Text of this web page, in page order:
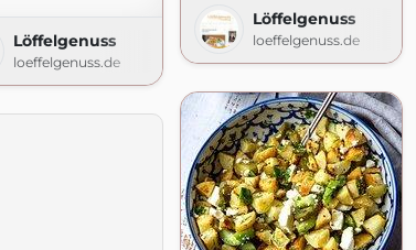
Löffelgenuss
loeffelgenuss.de
Löffelgenuss
loeffelgenuss.de